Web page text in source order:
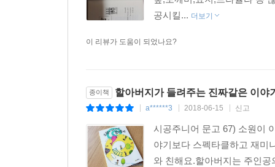
공시킬... 더보기
이 리뷰가 도움이 되었나요?
종이책 할아버지가 들려주는 진짜같은 이야
a******3 2018-06-15 신고
시공주니어 문고 67) 소원이
야기보다 스펙타클하고 재미
와 친해요.할아버지는 주인